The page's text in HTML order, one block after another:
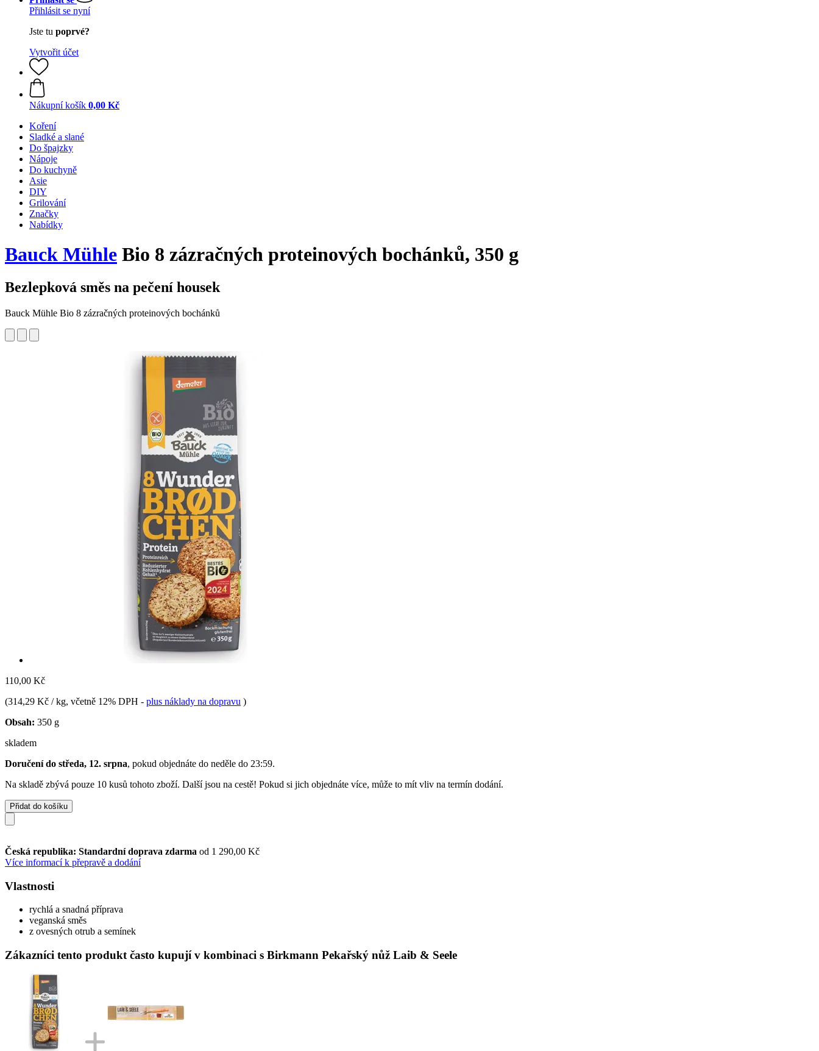
Přihlásit se nyní
Jste tu poprvé?
Vytvořit účet
Nákupní košík 0,00 Kč
Koření
Sladké a slané
Do špajzky
Nápoje
Do kuchyně
Asie
DIY
Grilování
Značky
Nabídky
Bauck Mühle Bio 8 zázračných proteinových bochánků, 350 g
Bezlepková směs na pečení housek
Bauck Mühle Bio 8 zázračných proteinových bochánků
110,00 Kč
(314,29 Kč / kg, včetně 12% DPH - plus náklady na dopravu )
Obsah: 350 g
skladem
Doručení do středa, 12. srpna, pokud objednáte do neděle do 23:59.
Na skladě zbývá pouze 10 kusů tohoto zboží. Další jsou na cestě! Pokud si jich objednáte více, může to mít vliv na termín dodání.
Přidat do košíku
Česká republika: Standardní doprava zdarma od 1 290,00 Kč
Více informací k přepravě a dodání
Vlastnosti
rychlá a snadná příprava
veganská směs
z ovesných otrub a semínek
Zákazníci tento produkt často kupují v kombinaci s Birkmann Pekařský nůž Laib & Seele